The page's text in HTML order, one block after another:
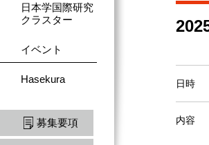
日本学国際研究
クラスター
イベント
Hasekura
募集要項
日時
内容